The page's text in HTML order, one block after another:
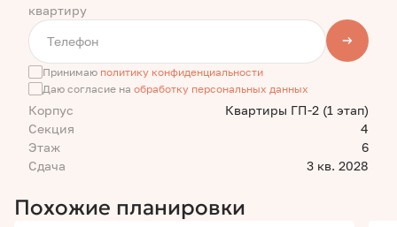
квартиру
Принимаю политику конфиденциальности
Даю согласие на обработку персональных данных
Корпус
Квартиры ГП-2 (1 этап)
Секция
4
Этаж
6
Сдача
3 кв. 2028
Похожие планировки